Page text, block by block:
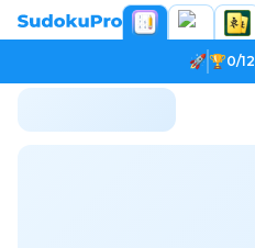
0/12